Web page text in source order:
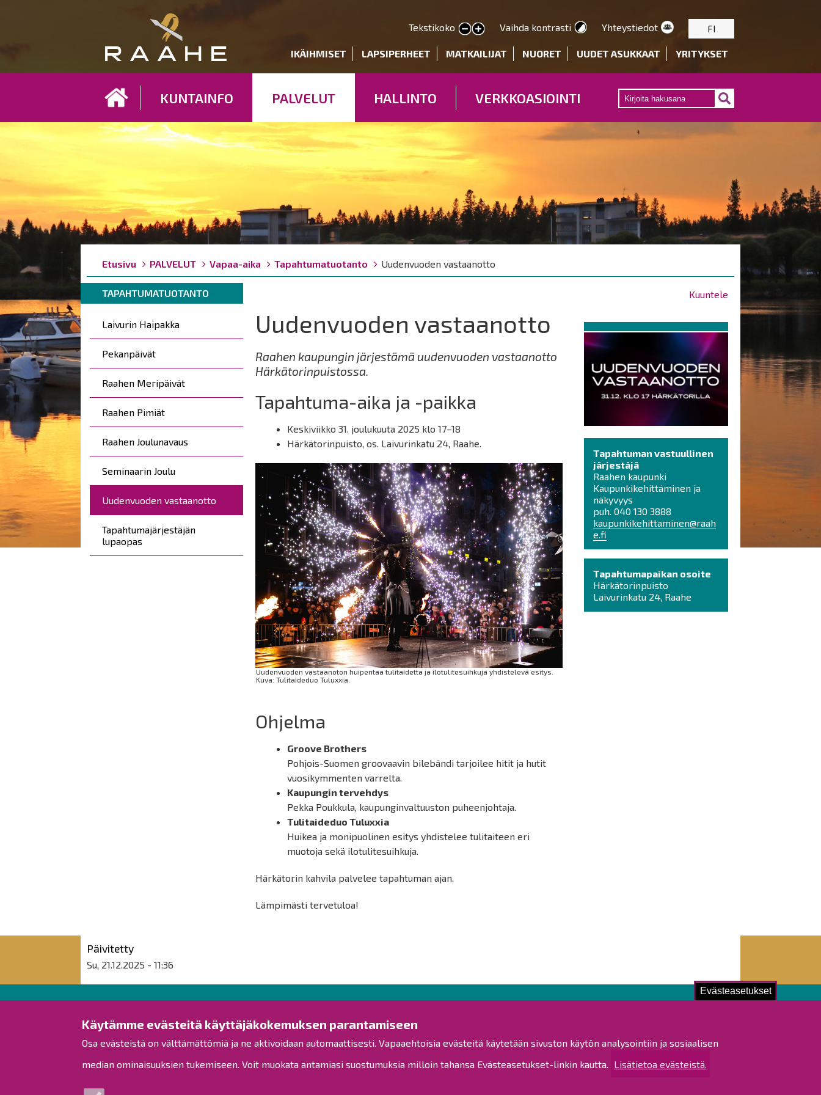
Evästeasetukset
Käytämme evästeitä käyttäjäkokemuksen parantamiseen
Osa evästeistä on välttämättömiä ja ne aktivoidaan automaattisesti. Vapaaehtoisia evästeitä käytetään sivuston käytön analysointiin ja sosiaalisen
median ominaisuuksien tukemiseen. Voit muokata antamiasi suostumuksia milloin tahansa Evästeasetukset-linkin kautta.
Lisätietoa evästeistä.
pääsisältöön
Tekstikoko
Pienennä tekstin kokoa
Suurenna tekstin kokoa Vaihda kontrasti Yhteystiedot FI
Kohderyhmät
IKÄIHMISET LAPSIPERHEET MATKAILIJAT NUORET UUDET ASUKKAAT YRITYKSET
KUNTAINFO PALVELUT HALLINTO VERKKOASIOINTI
Breadcrumbs
You
are
here:
Etusivu PALVELUT Vapaa-aika Tapahtumatuotanto Uudenvuoden vastaanotto
Breadcrumbs
are
here:
TAPAHTUMATUOTANTO Kuuntele
Päävalikko
Laivurin Haipakka
Pekanpäivät
Raahen Meripäivät
Raahen Pimiät
Raahen Joulunavaus
Seminaarin Joulu
Uudenvuoden vastaanotto
Tapahtumajärjestäjän
lupaopas
Uudenvuoden vastaanotto
Raahen kaupungin järjestämä uudenvuoden vastaanotto
Härkätorinpuistossa.
Tapahtuma-aika ja -paikka
Keskiviikko 31. joulukuuta 2025 klo 17–18
Härkätorinpuisto, os. Laivurinkatu 24, Raahe.
Uudenvuoden vastaanoton huipentaa tulitaidetta ja ilotulitesuihkuja yhdistelevä esitys.
Kuva: Tulitaideduo Tuluxxia.
Ohjelma
Groove Brothers
Pohjois-Suomen groovaavin bilebändi tarjoilee hitit ja hutit
vuosikymmenten varrelta.
Kaupungin tervehdys
Pekka Poukkula, kaupunginvaltuuston puheenjohtaja.
Tulitaideduo Tuluxxia
Huikea ja monipuolinen esitys yhdistelee tulitaiteen eri
muotoja sekä ilotulitesuihkuja.
Härkätorin kahvila palvelee tapahtuman ajan.
Lämpimästi tervetuloa!
Tapahtuman vastuullinen
järjestäjä
Raahen kaupunki
Kaupunkikehittäminen ja
näkyvyys
puh. 040 130 3888
kaupunkikehittaminen@raah
e.fi
Tapahtumapaikan osoite
Härkätorinpuisto
Laivurinkatu 24, Raahe
Päivitetty
Su, 21.12.2025 - 11:36
Raahen kaupunki
Rantakatu 50
92100 Raahe
Ota yhteyttä!
Yleinen palaute
Toimipisteet
Esityslistat ja pöytäkirjat
Viranhaltijapäätökset